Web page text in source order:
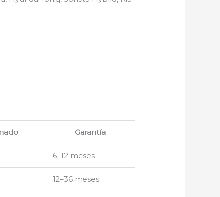
Garantía
6–12 meses
12–36 meses